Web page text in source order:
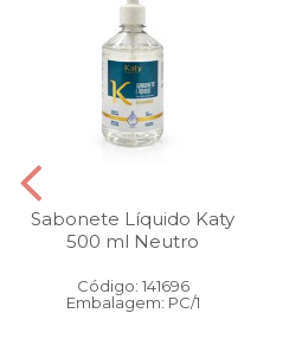
Sabonete Líquido Katy
500 ml Neutro
Código: 141696
Embalagem: PC/1